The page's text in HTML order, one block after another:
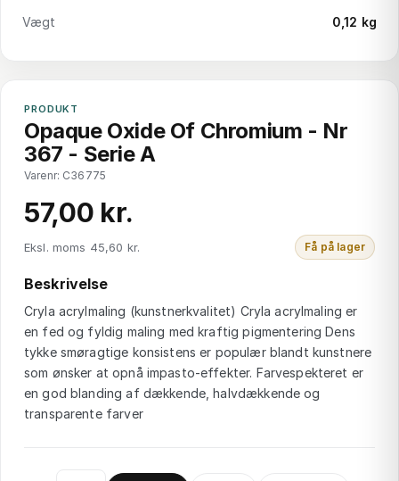
Vægt 0,12 kg
PRODUKT
Opaque Oxide Of Chromium - Nr
367 - Serie A
Varenr: C36775
57,00 kr.
Eksl. moms 45,60 kr. Få på lager
Beskrivelse
Cryla acrylmaling (kunstnerkvalitet) Cryla acrylmaling er
en fed og fyldig maling med kraftig pigmentering Dens
tykke smøragtige konsistens er populær blandt kunstnere
som ønsker at opnå impasto-effekter. Farvespekteret er
en god blanding af dækkende, halvdækkende og
transparente farver